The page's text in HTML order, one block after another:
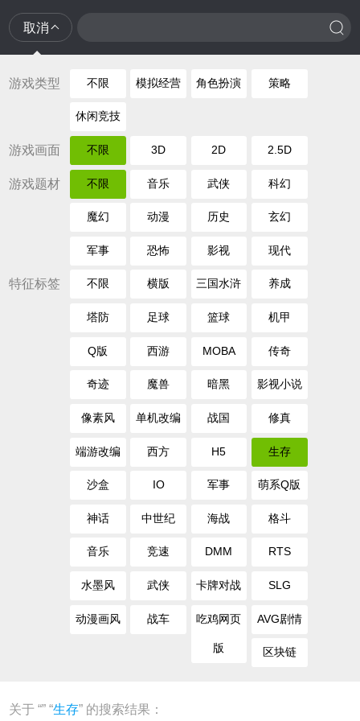
取消
游戏类型 不限 模拟经营 角色扮演 策略
休闲竞技
游戏画面 不限 3D 2D 2.5D
游戏题材 不限 音乐 武侠 科幻
魔幻 动漫 历史 玄幻
军事 恐怖 影视 现代
特征标签 不限 横版 三国水浒 养成
塔防 足球 篮球 机甲
Q版 西游 MOBA 传奇
奇迹 魔兽 暗黑 影视小说
像素风 单机改编 战国 修真
端游改编 西方 H5 生存
沙盒 IO 军事 萌系Q版
神话 中世纪 海战 格斗
音乐 竞速 DMM RTS
水墨风 武侠 卡牌对战 SLG
动漫画风 战车 吃鸡网页
版
AVG剧情
区块链
关于 “” “生存” 的搜索结果：